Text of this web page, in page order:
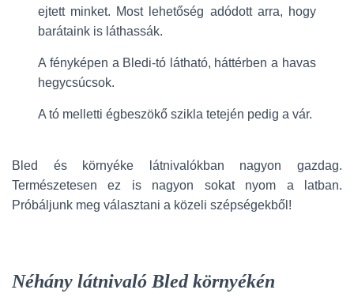
ejtett minket. Most lehetőség adódott arra, hogy
barátaink is láthassák.
A fényképen a Bledi-tó látható, háttérben a havas
hegycsúcsok.
A tó melletti égbeszökő szikla tetején pedig a vár.
Bled és környéke látnivalókban nagyon gazdag.
Természetesen ez is nagyon sokat nyom a latban.
Próbáljunk meg választani a közeli szépségekből!
Néhány látnivaló Bled környékén